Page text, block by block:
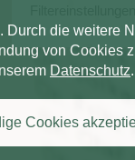
Durch die weitere
von Cookies
Datenschutz.
Cookies